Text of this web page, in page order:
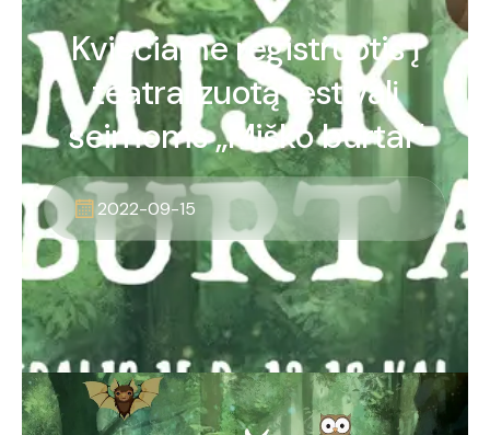
Kviečiame registruotis į
teatralizuotą festivalį
šeimoms „Miško burtai“
2022-09-15